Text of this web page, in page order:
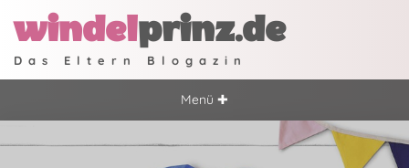
windelprinz.de
Das Eltern Blogazin
Menü ✚